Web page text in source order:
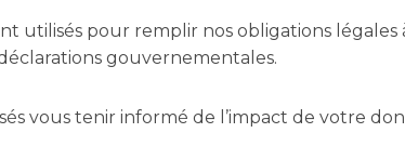
utilisés pour remplir nos obligations
gouvernementales.
vous tenir informé de l’impact de votre